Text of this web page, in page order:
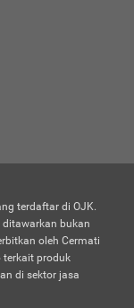
terdaftar di OJK.
bukan
oleh Cermati
terkait produk
di sektor jasa